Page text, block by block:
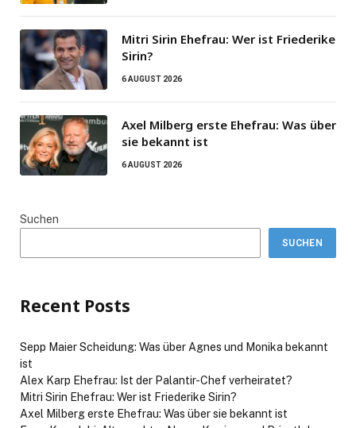
Mitri Sirin Ehefrau: Wer ist Friederike
Sirin?
6 AUGUST 2026
Axel Milberg erste Ehefrau: Was über
sie bekannt ist
6 AUGUST 2026
Suchen
SUCHEN
Recent Posts
Sepp Maier Scheidung: Was über Agnes und Monika bekannt
ist
Alex Karp Ehefrau: Ist der Palantir-Chef verheiratet?
Mitri Sirin Ehefrau: Wer ist Friederike Sirin?
Axel Milberg erste Ehefrau: Was über sie bekannt ist